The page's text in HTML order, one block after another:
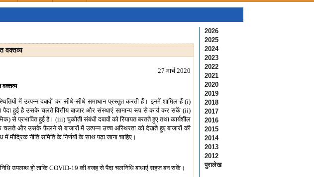
वक्तव्य
27 मार्च 2020
वक्तव्य
में उत्पन्न दबावों का सीधे-सीधे समाधान प्रस्तुत करती हैं। इनमें शामिल हैं (i)
पैदा हुई है उसके चलते वित्तीय बाजार और संस्थाएं सामान्य रूप से कार्य कर सकें (ii)
से प्रभावित हुई है। (iii) चुकौती संबंधी दबावों को रियायत बरतते हुए तथा कार्यशील
के चलते और उसके फैलने से बाजारों में उत्पन्न उच्च अस्थिरता को देखते हुए बाजारों की
नीति समिति के निर्णयों के साथ पढ़ा जाना चाहिए।
उपलब्ध हो ताकि COVID-19 की वजह से पैदा चलनिधि बाधाएं सहज बन सकें।
2026
2025
2024
2023
2022
2021
2020
2019
2018
2017
2016
2015
2014
2013
2012
पुरालेख